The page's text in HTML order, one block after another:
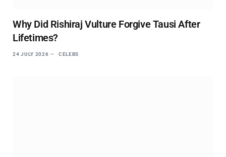
Why Did Rishiraj Vulture Forgive Tausi After
Lifetimes?
24 JULY 2026 CELEBS